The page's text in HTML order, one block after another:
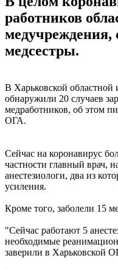
работников
медучреждения,
медсестры.
В Харьковской
обнаружили 20 случаев
медработников, об этом
ОГА.
Сейчас на коронавирус
частности главный врач,
анестезиологи, два из
усиления.
Кроме того, заболели 15
"Сейчас работают 5
необходимые
заверили в Харьковской